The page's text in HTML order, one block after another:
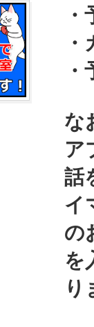
な
ア
話
イ
の
を
り